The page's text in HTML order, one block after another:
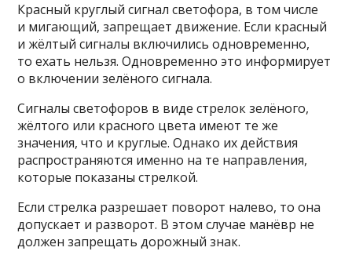
Красный круглый сигнал светофора, в том числе
и мигающий, запрещает движение. Если красный
и жёлтый сигналы включились одновременно,
то ехать нельзя. Одновременно это информирует
о включении зелёного сигнала.
Сигналы светофоров в виде стрелок зелёного,
жёлтого или красного цвета имеют те же
значения, что и круглые. Однако их действия
распространяются именно на те направления,
которые показаны стрелкой.
Если стрелка разрешает поворот налево, то она
допускает и разворот. В этом случае манёвр не
должен запрещать дорожный знак.